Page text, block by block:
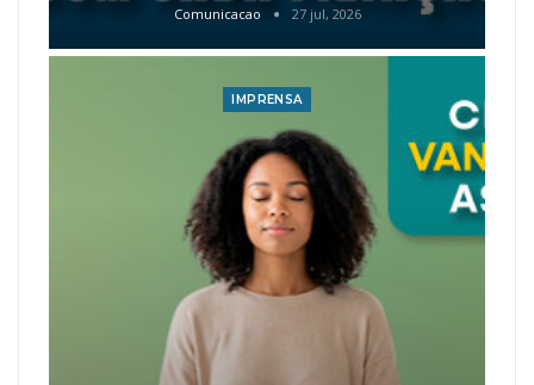
Comunicacao 27 jul, 2026
IMPRENSA